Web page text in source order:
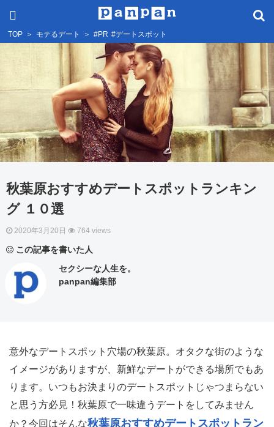
TOP ＞ モテるデート ＞ #PR #デートスポット
秋葉原おすすめデートスポットランキン
グ １０選
2020年3月20日 764 views
この記事を書いた人
セクシーな人生を。
panpan編集部
意外なデートスポット穴場の秋葉原。オタクな街のような
イメージがありますが、新鮮なデートができる場所でもあ
ります。いつもお決まりのデートスポットじゃつまらない
と思う方必見！秋葉原で一味違うデートをしてみません
か？今回はそんな秋葉原おすすめデートスポットラン